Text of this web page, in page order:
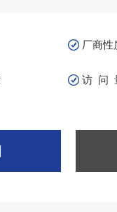
厂商性
访 问